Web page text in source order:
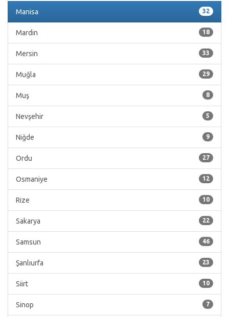
32
Manisa
18
Mardin
33
Mersin
29
Muğla
8
Muş
5
Nevşehir
9
Niğde
27
Ordu
12
Osmaniye
10
Rize
22
Sakarya
46
Samsun
23
Şanlıurfa
10
Siirt
7
Sinop